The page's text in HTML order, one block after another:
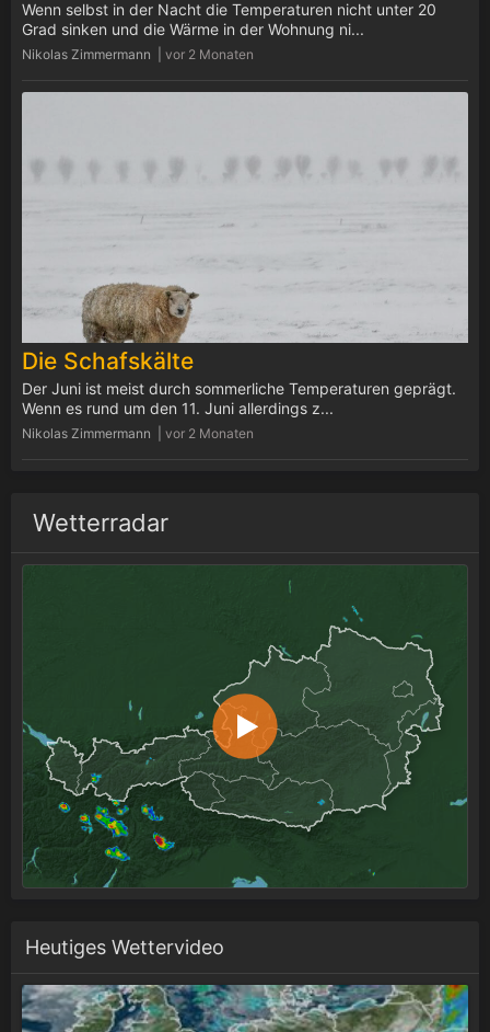
Nikolas Zimmermann | vor 2 Monaten
Wenn selbst in der Nacht die Temperaturen nicht unter 20
Grad sinken und die Wärme in der Wohnung ni...
Die Schafskälte
Nikolas Zimmermann | vor 2 Monaten
Der Juni ist meist durch sommerliche Temperaturen geprägt.
Wenn es rund um den 11. Juni allerdings z...
Wetterradar
Heutiges Wettervideo